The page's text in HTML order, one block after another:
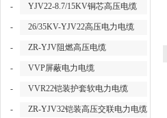
-
YJV22-8.7/15KV铜芯高压电缆
- 26/35KV-YJV22高压电力电缆
- ZR-YJV阻燃高压电缆
- VVP屏蔽电力电缆
- VVR22铠装护套软电力电缆
- ZR-YJV32铠装高压交联电力电缆